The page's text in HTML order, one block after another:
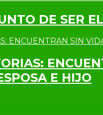
DE SER
E HIJO